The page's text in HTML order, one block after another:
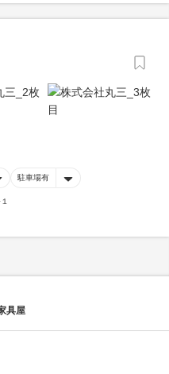
駐車場有
具屋